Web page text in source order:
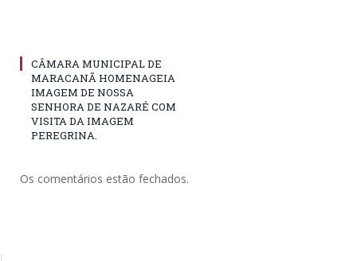
CÂMARA MUNICIPAL DE
MARACANÃ HOMENAGEIA
IMAGEM DE NOSSA
SENHORA DE NAZARÉ COM
VISITA DA IMAGEM
PEREGRINA.
Os comentários estão fechados.